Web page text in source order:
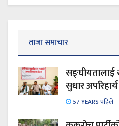
ताजा समाचार
सुधार अपरिहार्य
57 YEARS पहिले